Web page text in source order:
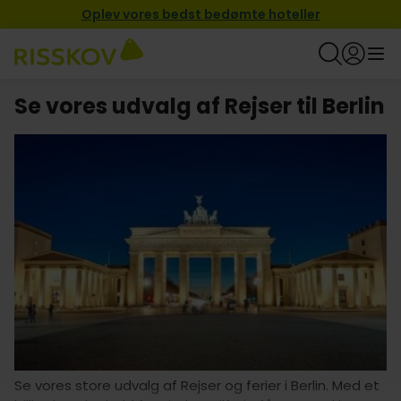
Oplev vores bedst bedømte hoteller
Se vores udvalg af Rejser til Berlin
Se vores store udvalg af Rejser og ferier i Berlin. Med et